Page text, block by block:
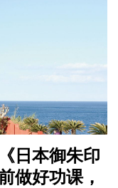
日本御朱印
做好功课，